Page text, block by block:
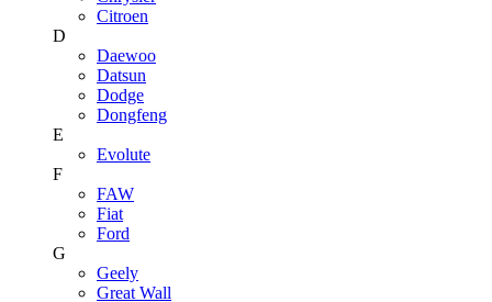
Citroen
D
Daewoo
Datsun
Dodge
Dongfeng
E
Evolute
F
FAW
Fiat
Ford
G
Geely
Great Wall